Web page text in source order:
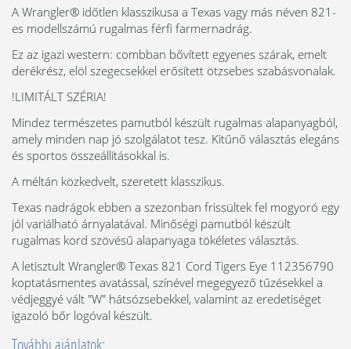
A Wrangler® időtlen klasszikusa a Texas vagy más néven 821-
es modellszámú rugalmas férfi farmernadrág.
Ez az igazi western: combban bővített egyenes szárak, emelt
derékrész, elöl szegecsekkel erősített ötzsebes szabásvonalak.
!LIMITÁLT SZÉRIA!
Mindez természetes pamutból készült rugalmas alapanyagból,
amely minden nap jó szolgálatot tesz. Kitűnő választás elegáns
és sportos összeállításokkal is.
A méltán közkedvelt, szeretett klasszikus.
Texas nadrágok ebben a szezonban frissültek fel mogyoró egy
jól variálható árnyalatával. Minőségi pamutból készült
rugalmas kord szövésű alapanyaga tökéletes választás.
A letisztult Wrangler® Texas 821 Cord Tigers Eye 112356790
koptatásmentes avatással, színével megegyező tűzésekkel a
védjeggyé vált "W" hátsózsebekkel, valamint az eredetiséget
igazoló bőr logóval készült.
További ajánlatok: